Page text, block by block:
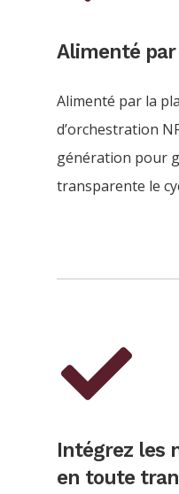
Alimenté par
Alimenté par la
d’orchestration
génération pour
transparente le
Intégrez les
en toute